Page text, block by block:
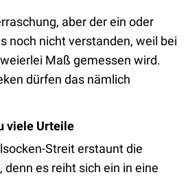
aber der ein oder
noch nicht verstanden, weil bei
Maß gemessen wird.
dürfen das nämlich
viele Urteile
Streit erstaunt die
es reiht sich ein in eine